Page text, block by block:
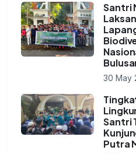
Santri
30 May
Santri
Putra